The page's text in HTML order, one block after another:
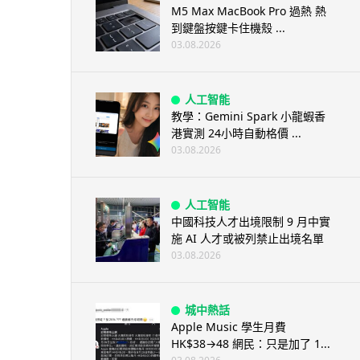
M5 Max MacBook Pro 過熱 熱
到鍵盤按鍵卡住機殼 ...
03.08.2026
人工智能
教學：Gemini Spark 小龍蝦香
港實測 24小時自動格價 ...
03.08.2026
人工智能
中國科技人才出境限制 9 月中實
施 AI 人才或被列禁止出境名單
03.08.2026
城中熱話
Apple Music 學生月費
HK$38→48 網民：只是加了 1...